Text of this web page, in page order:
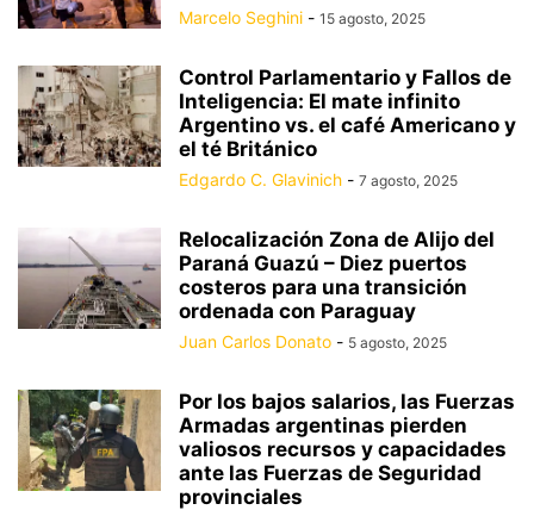
Marcelo Seghini - 15 agosto, 2025
Control Parlamentario y Fallos de
Inteligencia: El mate infinito
Argentino vs. el café Americano y
el té Británico
Edgardo C. Glavinich - 7 agosto, 2025
Relocalización Zona de Alijo del
Paraná Guazú – Diez puertos
costeros para una transición
ordenada con Paraguay
Juan Carlos Donato - 5 agosto, 2025
Por los bajos salarios, las Fuerzas
Armadas argentinas pierden
valiosos recursos y capacidades
ante las Fuerzas de Seguridad
provinciales